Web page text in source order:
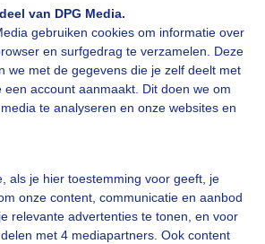
van DPG Media.
gebruiken cookies om informatie over
en surfgedrag te verzamelen. Deze
we met de gegevens die je zelf deelt met
een account aanmaakt. Dit doen we om
te analyseren en onze websites en
als je hier toestemming voor geeft, je
onze content, communicatie en aanbod
relevante advertenties te tonen, en voor
met 4 mediapartners. Ook content
moment geduld aub...